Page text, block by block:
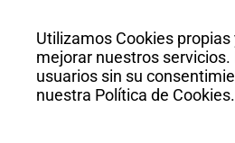
Utilizamos Cookies
mejorar nuestros servicios.
usuarios sin su
nuestra Política de Cookies.